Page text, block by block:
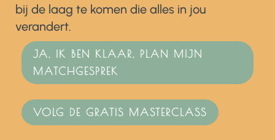
bij de laag te komen die alles in jou
verandert.
JA, IK BEN KLAAR, PLAN MIJN
MATCHGESPREK
VOLG DE GRATIS MASTERCLASS